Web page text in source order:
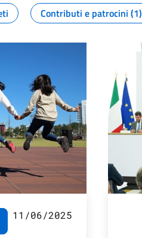
Contributi e patrocini (1)
11/06/2025